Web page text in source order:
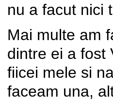
nu a facut nici
Mai multe am
dintre ei a fost
fiicei mele si
faceam una,